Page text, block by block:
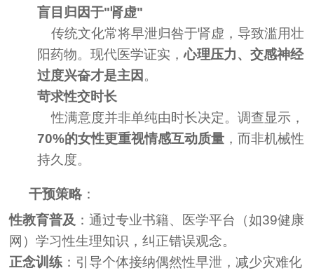
盲目归因于"肾虚"
传统文化常将早泄归咎于肾虚，导致滥用壮
阳药物。现代医学证实，心理压力、交感神经
过度兴奋才是主因 。
苛求性交时长
性满意度并非单纯由时长决定。调查显示，
70%的女性更重视情感互动质量 ，而非机械性
持久度。
干预策略 ：
性教育普及 ：通过专业书籍、医学平台（如39健康
网）学习性生理知识，纠正错误观念。
正念训练 ：引导个体接纳偶然性早泄，减少灾难化